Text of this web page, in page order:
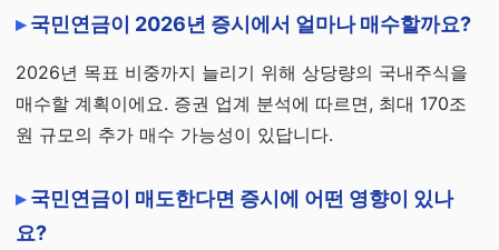
국민연금이 2026년 증시에서 얼마나 매수할까요?
2026년 목표 비중까지 늘리기 위해 상당량의 국내주식을
매수할 계획이에요. 증권 업계 분석에 따르면, 최대 170조
원 규모의 추가 매수 가능성이 있답니다.
국민연금이 매도한다면 증시에 어떤 영향이 있나
요?